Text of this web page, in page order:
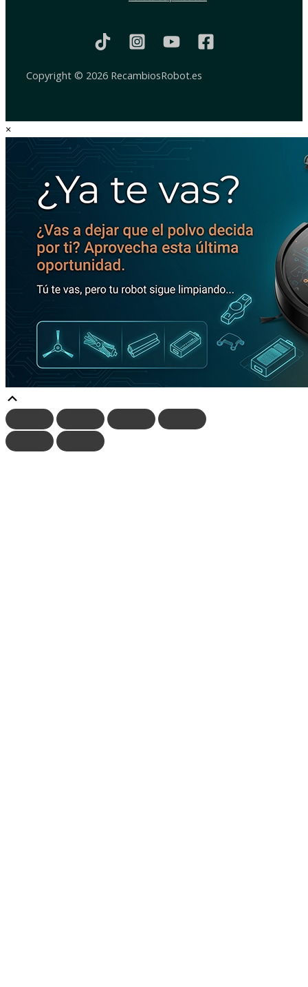
Copyright © 2026 RecambiosRobot.es
×